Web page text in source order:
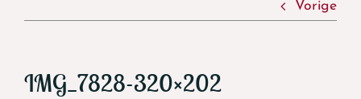
Vorige
IMG_7828-320×202